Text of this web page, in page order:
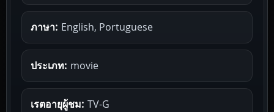
ภาษา: English, Portuguese
ประเภท: movie
เรตอายุผู้ชม: TV-G